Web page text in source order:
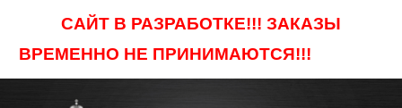
САЙТ В РАЗРАБОТКЕ!!! ЗАКАЗЫ
ВРЕМЕННО НЕ ПРИНИМАЮТСЯ!!!
content